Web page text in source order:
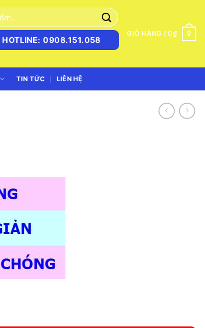
HOTLINE: 0908.151.058
GIỎ HÀNG /0₫ 0
TIN TỨC LIÊN HỆ